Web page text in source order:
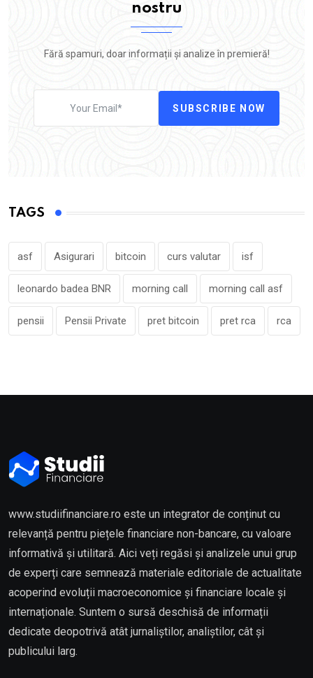
nostru
Fără spamuri, doar informații și analize în premieră!
SUBSCRIBE NOW
TAGS
asf Asigurari bitcoin curs valutar isf
leonardo badea BNR morning call morning call asf
pensii Pensii Private pret bitcoin pret rca rca
www.studiifinanciare.ro este un integrator de conținut cu
relevanță pentru piețele financiare non-bancare, cu valoare
informativă și utilitară. Aici veți regăsi și analizele unui grup
de experți care semnează materiale editoriale de actualitate
acoperind evoluții macroeconomice și financiare locale și
internaționale. Suntem o sursă deschisă de informații
dedicate deopotrivă atât jurnaliștilor, analiștilor, cât și
publicului larg.